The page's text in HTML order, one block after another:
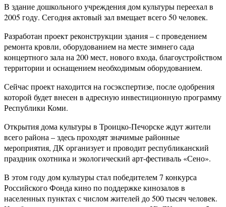
В здание дошкольного учреждения дом культуры переехал в
2005 году. Сегодня актовый зал вмещает всего 50 человек.
Разработан проект реконструкции здания – с проведением
ремонта кровли, оборудованием на месте зимнего сада
концертного зала на 200 мест, нового входа, благоустройством
территории и оснащением необходимым оборудованием.
Сейчас проект находится на госэкспертизе, после одобрения
которой будет внесен в адресную инвестиционную программу
Республики Коми.
Открытия дома культуры в Троицко-Печорске ждут жители
всего района – здесь проходят значимые районные
мероприятия, ДК организует и проводит республиканский
праздник охотника и экологический арт-фестиваль «Сено».
В этом году дом культуры стал победителем 7 конкурса
Российского Фонда кино по поддержке кинозалов в
населенных пунктах с числом жителей до 500 тысяч человек.